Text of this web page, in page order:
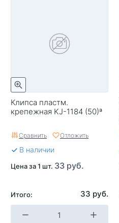
Клипса пластм.
крепежная KJ-1184 (50)ª
Сравнить Отложить
В наличии
Цена за 1 шт. 33 руб.
Итого: 33 руб.